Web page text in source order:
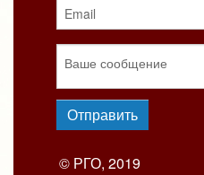
© РГО, 2019